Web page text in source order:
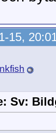
15,
Sv: